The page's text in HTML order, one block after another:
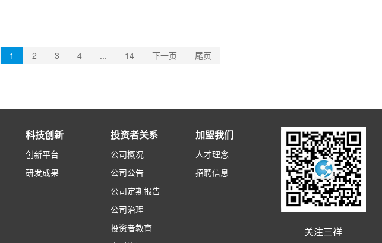
并向莅临现场的各位嘉宾致以衷心感谢，随后回顾了企业设立基金的初衷。夏总裁强
调，三祥新材始终秉承“取之社会，用之社会”的公益…
1 2 3 4 ... 14 下一页 尾页
科技创新
创新平台
研发成果
投资者关系
公司概况
公司公告
公司定期报告
公司治理
投资者教育
加盟我们
人才理念
招聘信息
关注三祥